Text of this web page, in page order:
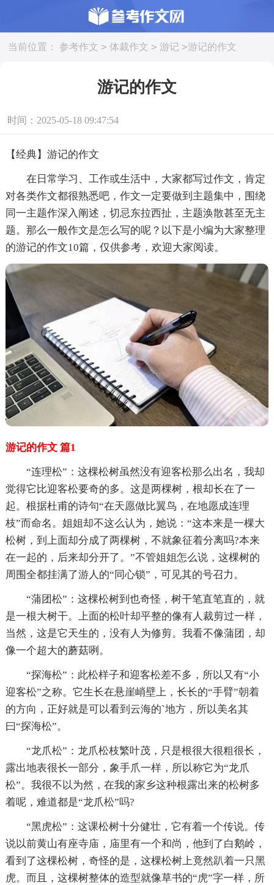
当前位置： 参考作文 > 体裁作文 > 游记 >游记的作文
游记的作文
时间：2025-05-18 09:47:54
【经典】游记的作文
在日常学习、工作或生活中，大家都写过作文，肯定
对各类作文都很熟悉吧，作文一定要做到主题集中，围绕
同一主题作深入阐述，切忌东拉西扯，主题涣散甚至无主
题。那么一般作文是怎么写的呢？以下是小编为大家整理
的游记的作文10篇，仅供参考，欢迎大家阅读。
游记的作文 篇1
“连理松”：这棵松树虽然没有迎客松那么出名，我却
觉得它比迎客松要奇的多。这是两棵树，根却长在了一
起。根据杜甫的诗句“在天愿做比翼鸟，在地愿成连理
枝”而命名。姐姐却不这么认为，她说：“这本来是一棵大
松树，到上面却分成了两棵树，不就象征着分离吗?本来
在一起的，后来却分开了。”不管姐姐怎么说，这棵树的
周围全都挂满了游人的“同心锁”，可见其的号召力。
“蒲团松”：这棵松树到也奇怪，树干笔直笔直的，就
是一根大树干。上面的松叶却平整的像有人裁剪过一样，
当然，这是它天生的，没有人为修剪。我看不像蒲团，却
像一个超大的蘑菇咧。
“探海松”：此松样子和迎客松差不多，所以又有“小
迎客松”之称。它生长在悬崖峭壁上，长长的“手臂”朝着
的方向，正好就是可以看到云海的`地方，所以美名其
曰“探海松”。
“龙爪松”：龙爪松枝繁叶茂，只是根很大很粗很长，
露出地表很长一部分，象手爪一样，所以称它为“龙爪
松”。我很不以为然，在我的家乡这种根露出来的松树多
着呢，难道都是“龙爪松”吗?
“黑虎松”：这课松树十分健壮，它有着一个传说。传
说以前黄山有座寺庙，庙里有一个和尚，他到了白鹅岭，
看到了这棵松树，奇怪的是，这棵松树上竟然趴着一只黑
虎。而且，这棵树整体的造型就像草书的“虎”字一样，所